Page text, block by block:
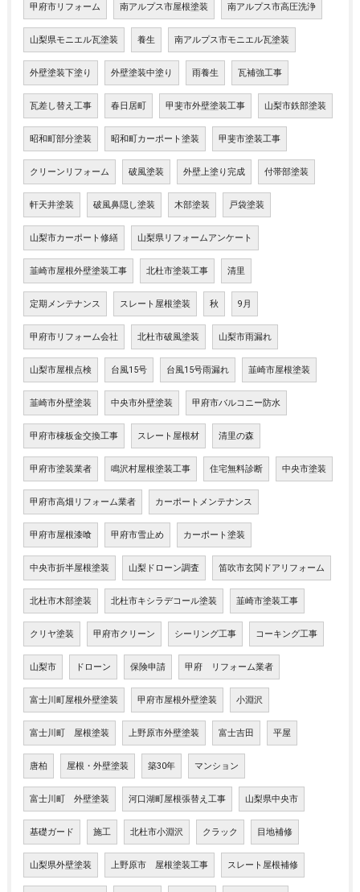
甲府市リフォーム 南アルプス市屋根塗装 南アルプス市高圧洗浄
山梨県モニエル瓦塗装 養生 南アルプス市モニエル瓦塗装
外壁塗装下塗り 外壁塗装中塗り 雨養生 瓦補強工事
瓦差し替え工事 春日居町 甲斐市外壁塗装工事 山梨市鉄部塗装
昭和町部分塗装 昭和町カーポート塗装 甲斐市塗装工事
クリーンリフォーム 破風塗装 外壁上塗り完成 付帯部塗装
軒天井塗装 破風鼻隠し塗装 木部塗装 戸袋塗装
山梨市カーポート修繕 山梨県リフォームアンケート
韮崎市屋根外壁塗装工事 北杜市塗装工事 清里
定期メンテナンス スレート屋根塗装 秋 9月
甲府市リフォーム会社 北杜市破風塗装 山梨市雨漏れ
山梨市屋根点検 台風15号 台風15号雨漏れ 韮崎市屋根塗装
韮崎市外壁塗装 中央市外壁塗装 甲府市バルコニー防水
甲府市棟板金交換工事 スレート屋根材 清里の森
甲府市塗装業者 鳴沢村屋根塗装工事 住宅無料診断 中央市塗装
甲府市高畑リフォーム業者 カーポートメンテナンス
甲府市屋根漆喰 甲府市雪止め カーポート塗装
中央市折半屋根塗装 山梨ドローン調査 笛吹市玄関ドアリフォーム
北杜市木部塗装 北杜市キシラデコール塗装 韮崎市塗装工事
クリヤ塗装 甲府市クリーン シーリング工事 コーキング工事
山梨市 ドローン 保険申請 甲府 リフォーム業者
富士川町屋根外壁塗装 甲府市屋根外壁塗装 小淵沢
富士川町 屋根塗装 上野原市外壁塗装 富士吉田 平屋
唐柏 屋根・外壁塗装 築30年 マンション
富士川町 外壁塗装 河口湖町屋根張替え工事 山梨県中央市
基礎ガード 施工 北杜市小淵沢 クラック 目地補修
山梨県外壁塗装 上野原市 屋根塗装工事 スレート屋根補修